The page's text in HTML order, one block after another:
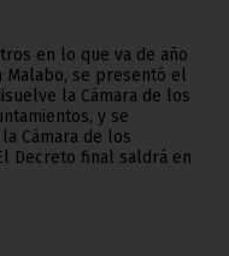
en lo que va de año
Malabo, se presentó el
la Cámara de los
y se
Cámara de los
Decreto final saldrá en